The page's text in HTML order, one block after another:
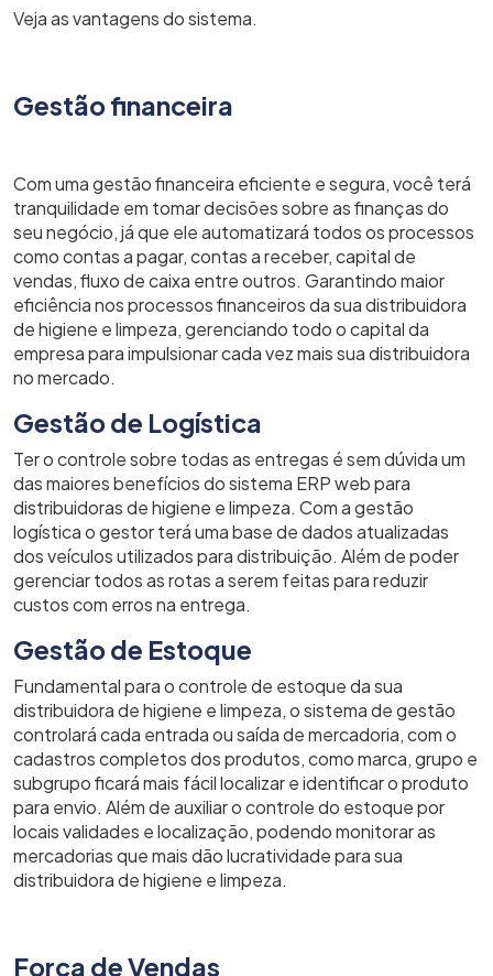
Veja as vantagens do sistema.
Gestão financeira
Com uma gestão financeira eficiente e segura, você terá
tranquilidade em tomar decisões sobre as finanças do
seu negócio, já que ele automatizará todos os processos
como contas a pagar, contas a receber, capital de
vendas, fluxo de caixa entre outros. Garantindo maior
eficiência nos processos financeiros da sua distribuidora
de higiene e limpeza, gerenciando todo o capital da
empresa para impulsionar cada vez mais sua distribuidora
no mercado.
Gestão de Logística
Ter o controle sobre todas as entregas é sem dúvida um
das maiores benefícios do sistema ERP web para
distribuidoras de higiene e limpeza. Com a gestão
logística o gestor terá uma base de dados atualizadas
dos veículos utilizados para distribuição. Além de poder
gerenciar todos as rotas a serem feitas para reduzir
custos com erros na entrega.
Gestão de Estoque
Fundamental para o controle de estoque da sua
distribuidora de higiene e limpeza, o sistema de gestão
controlará cada entrada ou saída de mercadoria, com o
cadastros completos dos produtos, como marca, grupo e
subgrupo ficará mais fácil localizar e identificar o produto
para envio. Além de auxiliar o controle do estoque por
locais validades e localização, podendo monitorar as
mercadorias que mais dão lucratividade para sua
distribuidora de higiene e limpeza.
Força de Vendas